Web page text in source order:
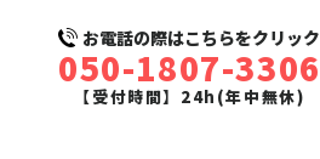
お電話の際はこちらをクリック
050-1807-3306
【受付時間】24h(年中無休)